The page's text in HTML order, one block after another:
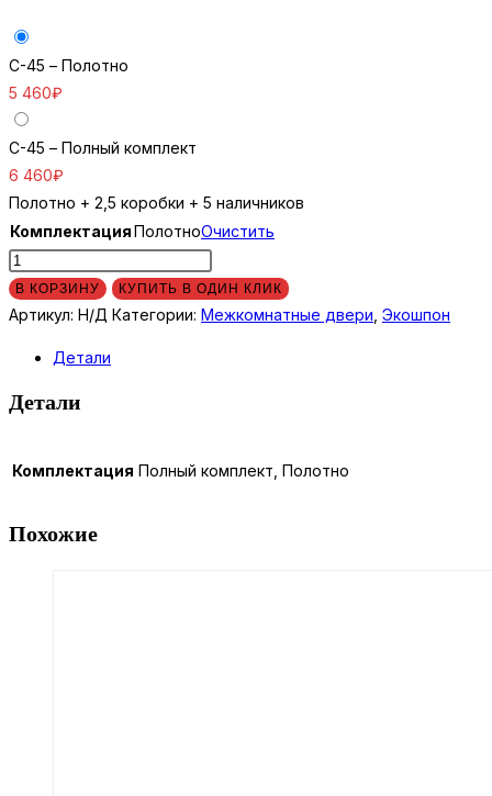
C-45 – Полотно
5 460₽
C-45 – Полный комплект
6 460₽
Полотно + 2,5 коробки + 5 наличников
КомплектацияПолотноОчистить
Количество
товара
C-
В КОРЗИНУ КУПИТЬ В ОДИН КЛИК
Артикул: Н/Д Категории: Межкомнатные двери Экошпон
Детали
Детали
Комплектация Полный комплект, Полотно
Похожие